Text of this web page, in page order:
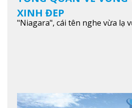
XINH ĐẸP
"Niagara", cái tên nghe vừa lạ